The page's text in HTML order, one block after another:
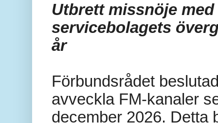
Utbrett missnöje
servicebolagets
år
Förbundsrådet
avveckla FM-kanaler
december 2026. Detta